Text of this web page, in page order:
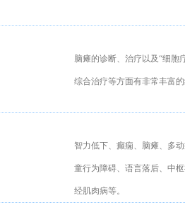
脑瘫的诊断、治疗以及“细胞
综合治疗等方面有非常丰富的
智力低下、癫痫、脑瘫、多
童行为障碍、语言落后、中
经肌肉病等。